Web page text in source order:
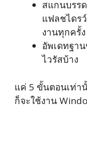
สแกนบรร
แฟลชไดร
งานทุกครั้ง
อัพเดทฐา
ไวรัสบ้าง
แค่ 5 ขั้นตอนเท่า
ก็จะใช้งาน